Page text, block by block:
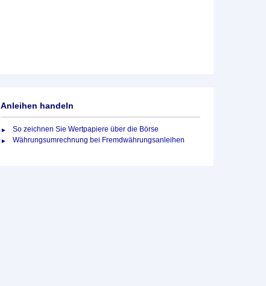
Anleihen handeln
So zeichnen Sie Wertpapiere über die Börse
Währungsumrechnung bei Fremdwährungsanleihen